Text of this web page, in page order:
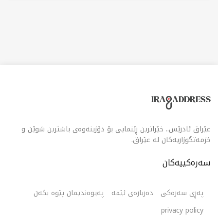
عێراق ئادرێس.. خێراترین ڕێنمایی بۆ دۆزینەوەی باشترین شوێن و
خزمەتگوزاریەکان لە عێراق.
سەرەکییەکان
پەڕی سەرەکی دەربارەی ئێمە
پەیوەندیمان پێوە بکەن
privacy policy